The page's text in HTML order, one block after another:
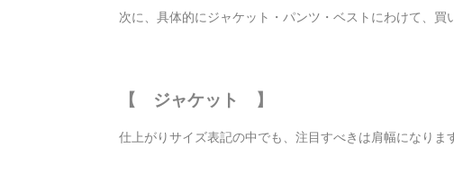
次に、具体的にジャケット・パンツ・ベストにわけて、買
【 ジャケット 】
仕上がりサイズ表記の中でも、注目すべきは肩幅になりま